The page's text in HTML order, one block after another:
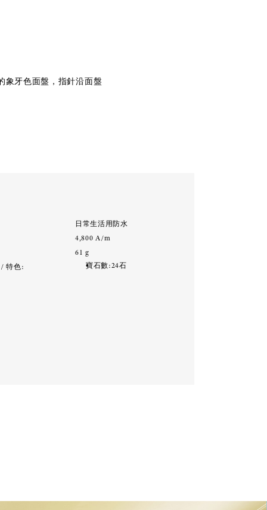
象牙色面盤，指針沿面盤
日常生活用防水
4,800 A/m
61 g
特色:
寶石數:24石